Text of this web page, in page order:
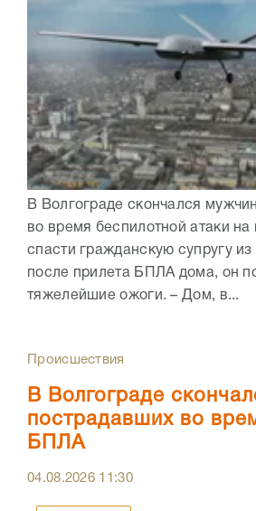
В Волгограде скончался
во время беспилотной атаки на
спасти гражданскую супругу
после прилета БПЛА дома, он
тяжелейшие ожоги. – Дом, в...
Происшествия
В Волгограде
пострадавших во
БПЛА
04.08.2026 11:30